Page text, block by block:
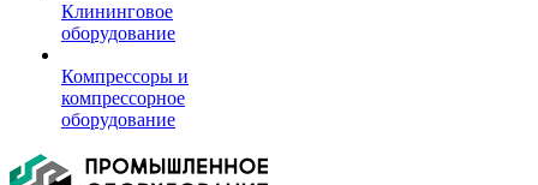
Клининговое
оборудование
Компрессоры и
компрессорное
оборудование